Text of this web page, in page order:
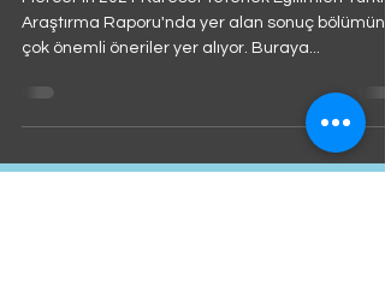
Eğilimleri Türkiye Araştırma
Raporu
Mercer'in 2021 Küresel Yetenek Eğilimleri
Araştırma Raporu'nda yer alan sonuç
çok önemli öneriler yer alıyor. Buraya...